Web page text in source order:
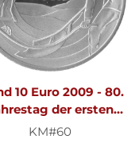
10 Euro 2009 - 80.
der ersten
- Silber PP
KM#60